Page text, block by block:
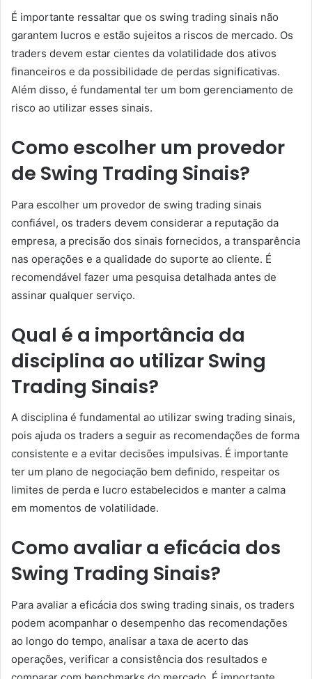
É importante ressaltar que os swing trading sinais não
garantem lucros e estão sujeitos a riscos de mercado. Os
traders devem estar cientes da volatilidade dos ativos
financeiros e da possibilidade de perdas significativas.
Além disso, é fundamental ter um bom gerenciamento de
risco ao utilizar esses sinais.
Como escolher um provedor
de Swing Trading Sinais?
Para escolher um provedor de swing trading sinais
confiável, os traders devem considerar a reputação da
empresa, a precisão dos sinais fornecidos, a transparência
nas operações e a qualidade do suporte ao cliente. É
recomendável fazer uma pesquisa detalhada antes de
assinar qualquer serviço.
Qual é a importância da
disciplina ao utilizar Swing
Trading Sinais?
A disciplina é fundamental ao utilizar swing trading sinais,
pois ajuda os traders a seguir as recomendações de forma
consistente e a evitar decisões impulsivas. É importante
ter um plano de negociação bem definido, respeitar os
limites de perda e lucro estabelecidos e manter a calma
em momentos de volatilidade.
Como avaliar a eficácia dos
Swing Trading Sinais?
Para avaliar a eficácia dos swing trading sinais, os traders
podem acompanhar o desempenho das recomendações
ao longo do tempo, analisar a taxa de acerto das
operações, verificar a consistência dos resultados e